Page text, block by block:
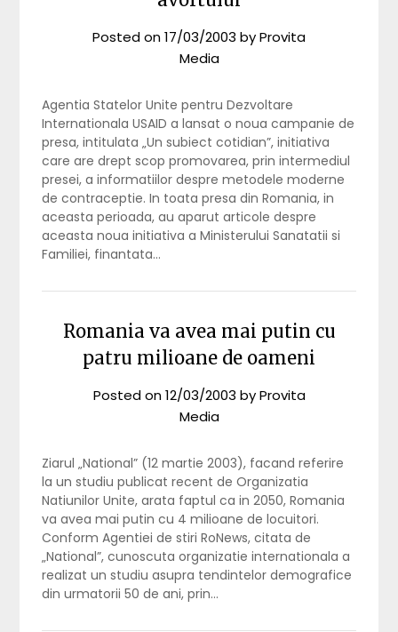
Posted on17/03/2003 byProvita
Media
Agentia Statelor Unite pentru Dezvoltare
Internationala USAID a lansat o noua campanie de
presa, intitulata „Un subiect cotidian”, initiativa
care are drept scop promovarea, prin intermediul
presei, a informatiilor despre metodele moderne
de contraceptie. In toata presa din Romania, in
aceasta perioada, au aparut articole despre
aceasta noua initiativa a Ministerului Sanatatii si
Familiei, finantata…
Romania va avea mai putin cu
patru milioane de oameni
Posted on12/03/2003 byProvita
Media
Ziarul „National” (12 martie 2003), facand referire
la un studiu publicat recent de Organizatia
Natiunilor Unite, arata faptul ca in 2050, Romania
va avea mai putin cu 4 milioane de locuitori.
Conform Agentiei de stiri RoNews, citata de
„National”, cunoscuta organizatie internationala a
realizat un studiu asupra tendintelor demografice
din urmatorii 50 de ani, prin…